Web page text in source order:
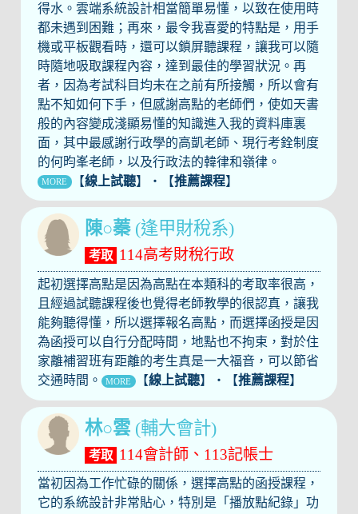
得水。雲端系統設計相當簡單易懂，以致在使用時
都未遇到困難；再來，最令我喜愛的特點是，用手
機或平板觀看時，還可以鎖屏聽課程，讓我可以隨
時隨地吸取課程內容，達到最佳的學習狀況。再
者，因為考試科目均未在之前有所接觸，所以會有
點不知如何下手，但感謝高點的老師們，使如天書
般的內容變成淺顯易懂的知識進入我的資料庫裏
面，其中最感謝行政學的高凱老師、現行考銓制度
的何昀峯老師，以及行政法的韓律和嶺律。
MORE 【線上試聽】‧【推薦課程】
陳○蓁(逢甲財稅系)
考取 114高考財稅行政
起初選擇高點是因為高點在本類科的考取率很高，
且經過試聽課程後也覺得老師教學的很認真，讓我
能夠聽得懂，所以選擇報名高點，而選擇函授是因
為函授可以自行分配時間，地點也不拘束，對於住
家離補習班有距離的考生真是一大福音，可以節省
交通時間。
MORE 【線上試聽】‧【推薦課程】
林○雲(輔大會計)
考取 114會計師、113記帳士
當初因為工作忙碌的關係，選擇高點的函授課程，
它的系統設計非常貼心，特別是「播放點紀錄」功